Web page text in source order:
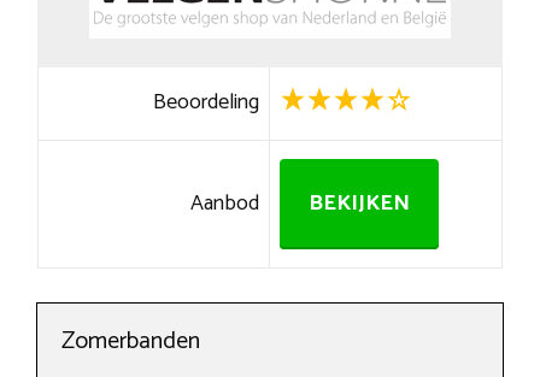
Beoordeling
Aanbod BEKIJKEN
Zomerbanden